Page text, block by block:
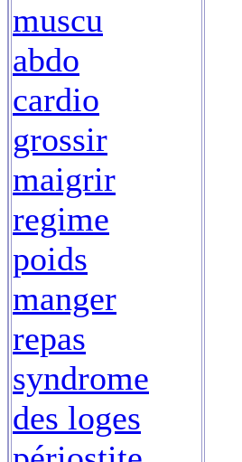
muscu
abdo
cardio
grossir
maigrir
regime
poids
manger
repas
syndrome
des loges